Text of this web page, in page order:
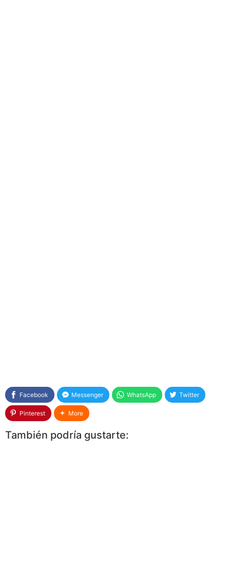
Facebook Messenger WhatsApp Twitter
Pinterest More
También podría gustarte: